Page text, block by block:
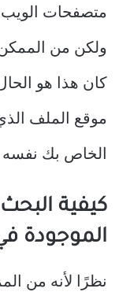
متصفحات الويب
ولكن من
كان هذا هو
موقع الملف
الخاص بك نفسه
كيفية
الموجودة
نظرًا لأنه من